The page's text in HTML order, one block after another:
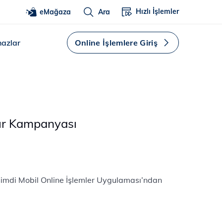
eMağaza Ara Hızlı İşlemler
Online İşlemlere Giriş
Kampanyası
Mobil Online İşlemler Uygulaması’ndan